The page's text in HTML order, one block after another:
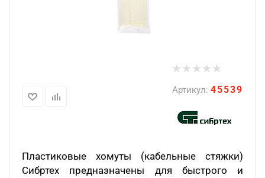
Артикул: 45539
Пластиковые хомуты (кабельные стяжки)
Сибртех предназначены для быстрого и